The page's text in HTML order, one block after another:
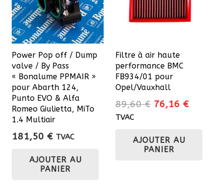
Power Pop off / Dump
valve / By Pass
« Bonalume PPMAIR »
pour Abarth 124,
Punto EVO & Alfa
Romeo Giulietta, MiTo
1.4 Multiair
181,50 € TVAC
AJOUTER AU
PANIER
Filtre à air haute
performance BMC
FB934/01 pour
Opel/Vauxhall
89,60€ Le
était :
89,60 €.
76,16 €Le
TVAC
AJOUTER AU
PANIER